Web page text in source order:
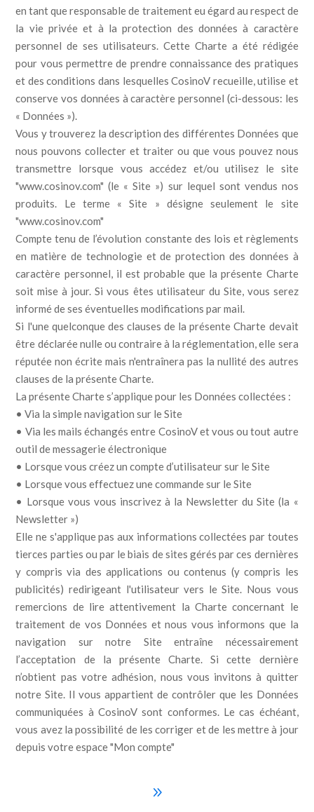
en tant que responsable de traitement eu égard au respect de
la vie privée et à la protection des données à caractère
personnel de ses utilisateurs. Cette Charte a été rédigée
pour vous permettre de prendre connaissance des pratiques
et des conditions dans lesquelles CosinoV recueille, utilise et
conserve vos données à caractère personnel (ci-dessous: les
« Données »).
Vous y trouverez la description des différentes Données que
nous pouvons collecter et traiter ou que vous pouvez nous
transmettre lorsque vous accédez et/ou utilisez le site
"www.cosinov.com" (le « Site ») sur lequel sont vendus nos
produits. Le terme « Site » désigne seulement le site
"www.cosinov.com"
Compte tenu de l’évolution constante des lois et règlements
en matière de technologie et de protection des données à
caractère personnel, il est probable que la présente Charte
soit mise à jour. Si vous êtes utilisateur du Site, vous serez
informé de ses éventuelles modifications par mail.
Si l'une quelconque des clauses de la présente Charte devait
être déclarée nulle ou contraire à la réglementation, elle sera
réputée non écrite mais n'entraînera pas la nullité des autres
clauses de la présente Charte.
La présente Charte s’applique pour les Données collectées :
• Via la simple navigation sur le Site
• Via les mails échangés entre CosinoV et vous ou tout autre
outil de messagerie électronique
• Lorsque vous créez un compte d’utilisateur sur le Site
• Lorsque vous effectuez une commande sur le Site
• Lorsque vous vous inscrivez à la Newsletter du Site (la «
Newsletter »)
Elle ne s'applique pas aux informations collectées par toutes
tierces parties ou par le biais de sites gérés par ces dernières
y compris via des applications ou contenus (y compris les
publicités) redirigeant l'utilisateur vers le Site. Nous vous
remercions de lire attentivement la Charte concernant le
traitement de vos Données et nous vous informons que la
navigation sur notre Site entraîne nécessairement
l’acceptation de la présente Charte. Si cette dernière
n’obtient pas votre adhésion, nous vous invitons à quitter
notre Site. Il vous appartient de contrôler que les Données
communiquées à CosinoV sont conformes. Le cas échéant,
vous avez la possibilité de les corriger et de les mettre à jour
depuis votre espace "Mon compte"
9